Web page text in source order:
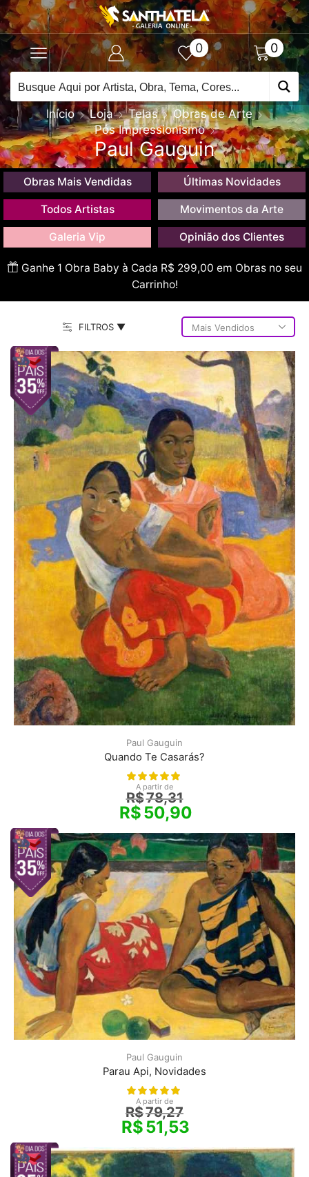
0 0
Início Loja Telas
Obras de Arte
Pós Impressionismo
Paul Gauguin
Obras Mais Vendidas Últimas Novidades
Todos Artistas Movimentos da Arte
Galeria Vip Opinião dos Clientes
Ganhe 1 Obra Baby à Cada R$ 299,00 em Obras no seu
Carrinho!
FILTROS ▼
Paul Gauguin
Quando Te Casarás?
A partir de
R$78,31
R$50,90
Paul Gauguin
Parau Api, Novidades
A partir de
R$79,27
R$51,53